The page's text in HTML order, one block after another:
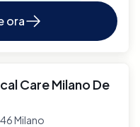
ora
Care Milano De
Milano